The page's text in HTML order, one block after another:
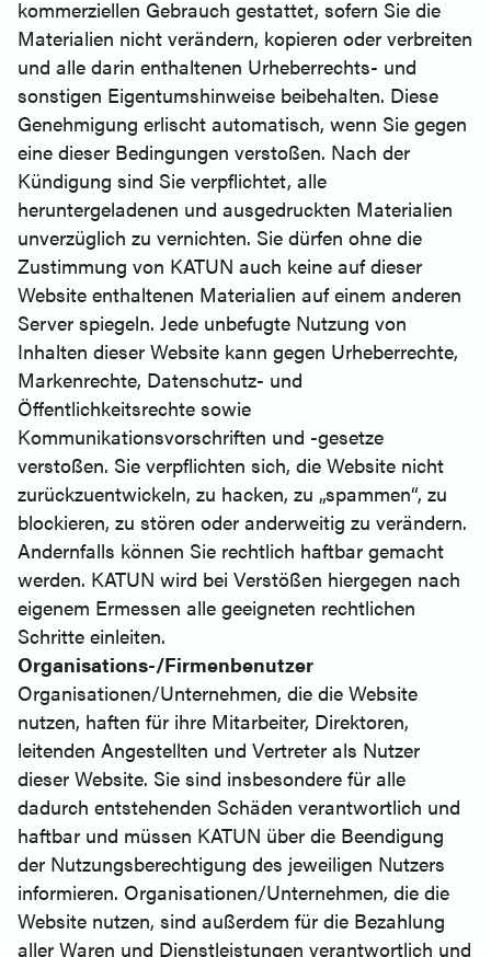
kommerziellen Gebrauch gestattet, sofern Sie die
Materialien nicht verändern, kopieren oder verbreiten
und alle darin enthaltenen Urheberrechts- und
sonstigen Eigentumshinweise beibehalten. Diese
Genehmigung erlischt automatisch, wenn Sie gegen
eine dieser Bedingungen verstoßen. Nach der
Kündigung sind Sie verpflichtet, alle
heruntergeladenen und ausgedruckten Materialien
unverzüglich zu vernichten. Sie dürfen ohne die
Zustimmung von KATUN auch keine auf dieser
Website enthaltenen Materialien auf einem anderen
Server spiegeln. Jede unbefugte Nutzung von
Inhalten dieser Website kann gegen Urheberrechte,
Markenrechte, Datenschutz- und
Öffentlichkeitsrechte sowie
Kommunikationsvorschriften und -gesetze
verstoßen. Sie verpflichten sich, die Website nicht
zurückzuentwickeln, zu hacken, zu „spammen“, zu
blockieren, zu stören oder anderweitig zu verändern.
Andernfalls können Sie rechtlich haftbar gemacht
werden. KATUN wird bei Verstößen hiergegen nach
eigenem Ermessen alle geeigneten rechtlichen
Schritte einleiten.
Organisations-/Firmenbenutzer
Organisationen/Unternehmen, die die Website
nutzen, haften für ihre Mitarbeiter, Direktoren,
leitenden Angestellten und Vertreter als Nutzer
dieser Website. Sie sind insbesondere für alle
dadurch entstehenden Schäden verantwortlich und
haftbar und müssen KATUN über die Beendigung
der Nutzungsberechtigung des jeweiligen Nutzers
informieren. Organisationen/Unternehmen, die die
Website nutzen, sind außerdem für die Bezahlung
aller Waren und Dienstleistungen verantwortlich und